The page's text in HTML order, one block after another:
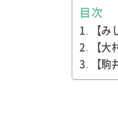
目次
【
【大
【駒